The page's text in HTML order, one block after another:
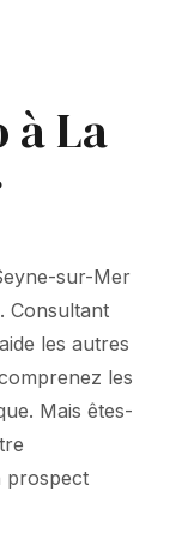
à La
sur-Mer
Consultant
les autres
les
Mais êtes-
prospect